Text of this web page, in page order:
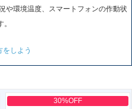
や環境温度、スマートフォンの作動状
しよう
30%OFF